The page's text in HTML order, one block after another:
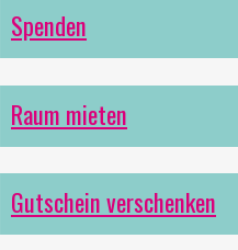
Spenden
Raum mieten
Gutschein verschenken